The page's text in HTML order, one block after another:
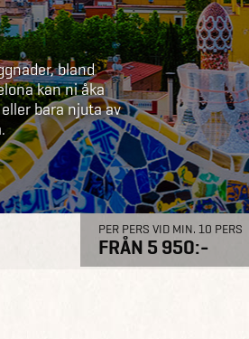
bland
kan ni åka
bara njuta av
PER PERS VID MIN. 10 PERS
FRÅN 5 950:-